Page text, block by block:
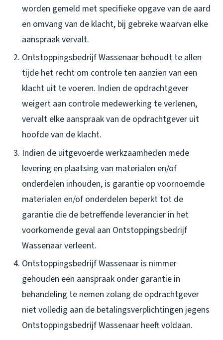
worden gemeld met specifieke opgave van de aard
en omvang van de klacht, bij gebreke waarvan elke
aanspraak vervalt.
Ontstoppingsbedrijf Wassenaar behoudt te allen
tijde het recht om controle ten aanzien van een
klacht uit te voeren. Indien de opdrachtgever
weigert aan controle medewerking te verlenen,
vervalt elke aanspraak van de opdrachtgever uit
hoofde van de klacht.
Indien de uitgevoerde werkzaamheden mede
levering en plaatsing van materialen en/of
onderdelen inhouden, is garantie op voornoemde
materialen en/of onderdelen beperkt tot de
garantie die de betreffende leverancier in het
voorkomende geval aan Ontstoppingsbedrijf
Wassenaar verleent.
Ontstoppingsbedrijf Wassenaar is nimmer
gehouden een aanspraak onder garantie in
behandeling te nemen zolang de opdrachtgever
niet volledig aan de betalingsverplichtingen jegens
Ontstoppingsbedrijf Wassenaar heeft voldaan.